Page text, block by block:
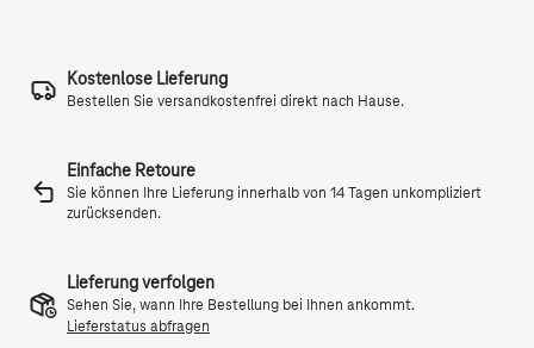
Kostenlose Lieferung
Bestellen Sie versandkostenfrei direkt nach Hause.
Einfache Retoure
Sie können Ihre Lieferung innerhalb von 14 Tagen unkompliziert
zurücksenden.
Lieferung verfolgen
Sehen Sie, wann Ihre Bestellung bei Ihnen ankommt.
Lieferstatus abfragen